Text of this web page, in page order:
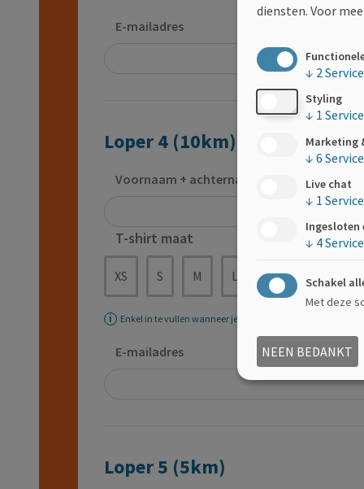
E-mailadres
Loper 4 (10km)
Voornaam + achternaam
T-shirt maat
XS S M L XL XXL
Enkel in te vullen wanneer je bij de inschrijving een T-shirt
E-mailadres
Loper 5 (5km)
diensten. Voor
↓ 2
Styling
↓ 1 Service
Marketing
↓ 6
Live chat
↓ 1 Service
Ingesloten
↓ 4
Schakel
Met deze
NEEN BEDANKT